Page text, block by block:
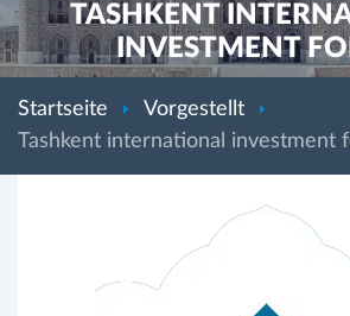
TASHKENT
INVESTMENT
Startseite
Vorgestellt
Tashkent international investment